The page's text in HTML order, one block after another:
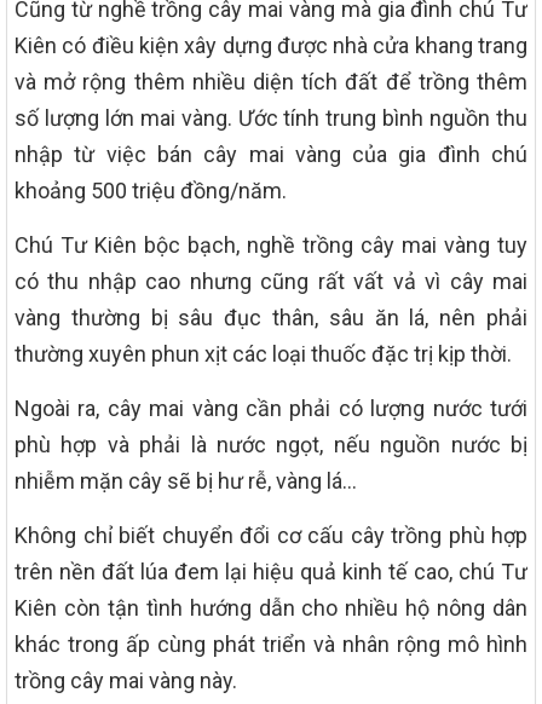
Cũng từ nghề trồng cây mai vàng mà gia đình chú Tư
Kiên có điều kiện xây dựng được nhà cửa khang trang
và mở rộng thêm nhiều diện tích đất để trồng thêm
số lượng lớn mai vàng. Ước tính trung bình nguồn thu
nhập từ việc bán cây mai vàng của gia đình chú
khoảng 500 triệu đồng/năm.
Chú Tư Kiên bộc bạch, nghề trồng cây mai vàng tuy
có thu nhập cao nhưng cũng rất vất vả vì cây mai
vàng thường bị sâu đục thân, sâu ăn lá, nên phải
thường xuyên phun xịt các loại thuốc đặc trị kịp thời.
Ngoài ra, cây mai vàng cần phải có lượng nước tưới
phù hợp và phải là nước ngọt, nếu nguồn nước bị
nhiễm mặn cây sẽ bị hư rễ, vàng lá…
Không chỉ biết chuyển đổi cơ cấu cây trồng phù hợp
trên nền đất lúa đem lại hiệu quả kinh tế cao, chú Tư
Kiên còn tận tình hướng dẫn cho nhiều hộ nông dân
khác trong ấp cùng phát triển và nhân rộng mô hình
trồng cây mai vàng này.